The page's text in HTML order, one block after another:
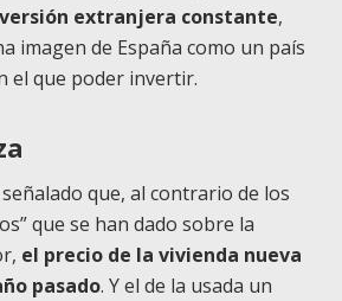
extranjera constante,
imagen de España como un país
el que poder invertir.
que, al contrario de los
que se han dado sobre la
el precio de la vivienda nueva
pasado. Y el de la usada un